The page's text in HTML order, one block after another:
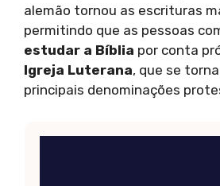
alemão tornou as escrituras
permitindo que as pessoas
estudar a Bíblia por conta
Igreja Luterana, que se
principais denominações